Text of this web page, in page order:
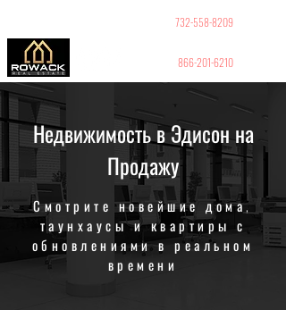
732-558-8209
866-201-6210
Недвижимость в Эдисон на
Продажу
Смотрите новейшие дома,
таунхаусы и квартиры с
обновлениями в реальном
времени